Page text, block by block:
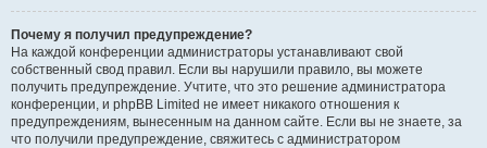
Почему я получил предупреждение?
На каждой конференции администраторы устанавливают свой
собственный свод правил. Если вы нарушили правило, вы можете
получить предупреждение. Учтите, что это решение администратора
конференции, и phpBB Limited не имеет никакого отношения к
предупреждениям, вынесенным на данном сайте. Если вы не знаете, за
что получили предупреждение, свяжитесь с администратором